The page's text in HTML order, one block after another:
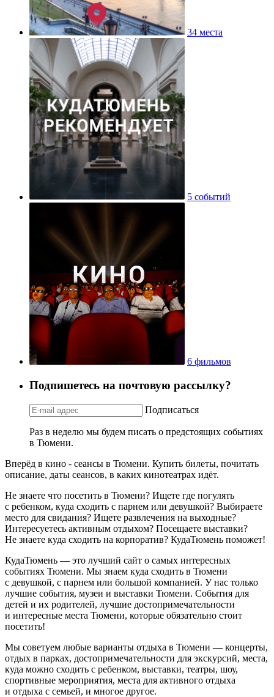
34 места
5 событий
6 фильмов
Подпишетесь на почтовую рассылку?
Подписаться
Раз в неделю мы будем писать о предстоящих событиях
в Тюмени.
Вперёд в кино - сеансы в Тюмени. Купить билеты, почитать
описание, даты сеансов, в каких кинотеатрах идёт.
Не знаете что посетить в Тюмени? Ищете где погулять
с ребенком, куда сходить с парнем или девушкой? Выбираете
место для свидания? Ищете развлечения на выходные?
Интересуетесь активным отдыхом? Посещаете выставки?
Не знаете куда сходить на корпоратив? КудаТюмень поможет!
КудаТюмень — это лучший сайт о самых интересных
событиях Тюмени. Мы знаем куда сходить в Тюмени
с девушкой, с парнем или большой компанией. У нас только
лучшие события, музеи и выставки Тюмени. События для
детей и их родителей, лучшие достопримечательности
и интересные места Тюмени, которые обязательно стоит
посетить!
Мы советуем любые варианты отдыха в Тюмени — концерты,
отдых в парках, достопримечательности для экскурсий, места,
куда можно сходить с ребенком, выставки, театры, шоу,
спортивные мероприятия, места для активного отдыха
и отдыха с семьей, и многое другое.